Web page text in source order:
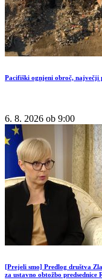
Pacifiški ognjeni obroč, največji
6. 8. 2026 ob 9:00
[Prejeli smo] Predlog društva
za ustavno obtožbo predsednice